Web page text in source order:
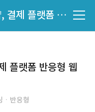
캠핑장 내 자사 제품 예약, 결제 플랫폼 반응형 웹 구축
플랫폼 반응형 웹
ㆍ반응형